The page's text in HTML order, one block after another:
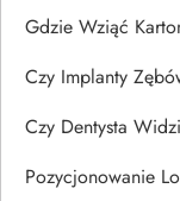
Gdzie Wziąć
Czy Implanty
Czy Dentysta
Pozycjonowanie